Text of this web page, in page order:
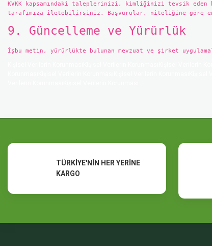
KVKK kapsamındaki taleplerinizi, kimliğinizi tevsik
tarafımıza iletebilirsiniz. Başvurular, niteliğine göre en
9. Güncelleme ve Yürürlük
İşbu metin, yürürlükte bulunan mevzuat ve şirket
TÜRKİYE'NİN HER YERİNE
KARGO